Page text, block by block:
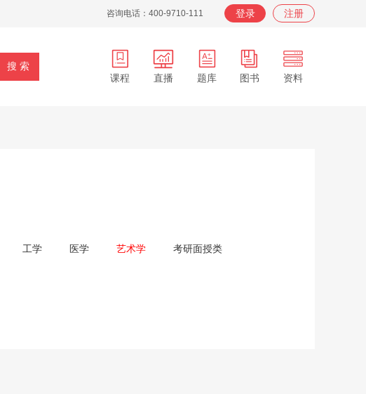
咨询电话：400-9710-111 登录 注册
课程 直播 题库 图书 资料
工学 医学 艺术学 考研面授类